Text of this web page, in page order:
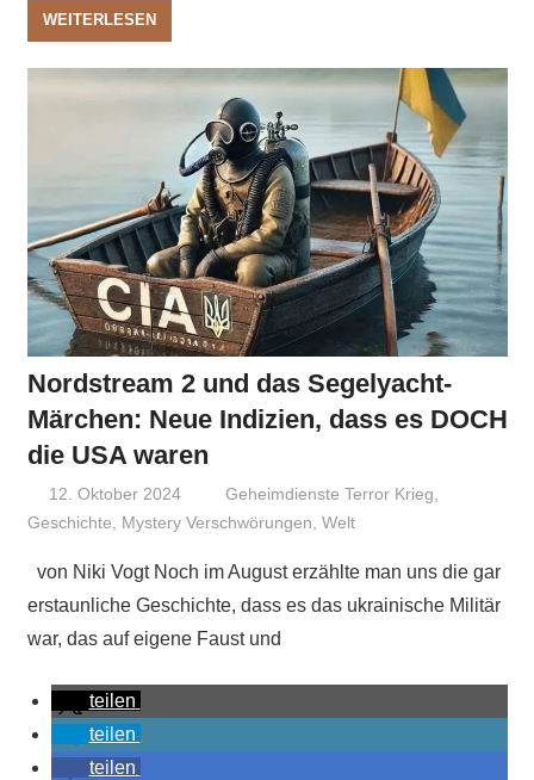
WEITERLESEN
Nordstream 2 und das Segelyacht-
Märchen: Neue Indizien, dass es DOCH
die USA waren
12. Oktober 2024 Niki Vogt
Geheimdienste Terror Krieg,
Geschichte, Mystery Verschwörungen, Welt
von Niki Vogt Noch im August erzählte man uns die gar
erstaunliche Geschichte, dass es das ukrainische Militär
war, das auf eigene Faust und
teilen
teilen
teilen